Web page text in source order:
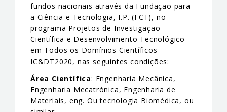
fundos nacionais através da Fundação para
a Ciência e Tecnologia, I.P. (FCT), no
programa Projetos de Investigação
Científica e Desenvolvimento Tecnológico
em Todos os Domínios Científicos –
IC&DT2020, nas seguintes condições:
Área Científica: Engenharia Mecânica,
Engenharia Mecatrónica, Engenharia de
Materiais, eng. Ou tecnologia Biomédica, ou